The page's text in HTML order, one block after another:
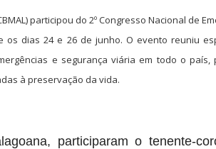
participou do 2º Congresso Nacional de
os dias 24 e 26 de junho. O evento reuniu
e segurança viária em todo o país,
à preservação da vida.
participaram o tenente-